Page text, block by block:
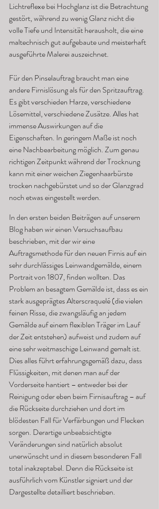
Lichtreflexe bei Hochglanz ist die Betrachtung
gestört, während zu wenig Glanz nicht die
volle Tiefe und Intensität herausholt, die eine
maltechnisch gut aufgebaute und meisterhaft
ausgeführte Malerei auszeichnet.
Für den Pinselauftrag braucht man eine
andere Firnislösung als für den Spritzauftrag.
Es gibt verschieden Harze, verschiedene
Lösemittel, verschiedene Zusätze. Alles hat
immense Auswirkungen auf die
Eigenschaften. In geringem Maße ist noch
eine Nachbearbeitung möglich. Zum genau
richtigen Zeitpunkt während der Trocknung
kann mit einer weichen Ziegenhaarbürste
trocken nachgebürstet und so der Glanzgrad
noch etwas eingestellt werden.
In den ersten beiden Beiträgen auf unserem
Blog haben wir einen Versuchsaufbau
beschrieben, mit der wir eine
Auftragsmethode für den neuen Firnis auf ein
sehr durchlässiges Leinwandgemälde, einem
Portrait von 1807, finden wollten. Das
Problem an besagtem Gemälde ist, dass es ein
stark ausgeprägtes Alterscraquelé (die vielen
feinen Risse, die zwangsläufig an jedem
Gemälde auf einem flexiblen Träger im Lauf
der Zeit entstehen) aufweist und zudem auf
eine sehr weitmaschige Leinwand gemalt ist.
Dies alles führt erfahrungsgemäß dazu, dass
Flüssigkeiten, mit denen man auf der
Vorderseite hantiert – entweder bei der
Reinigung oder eben beim Firnisauftrag – auf
die Rückseite durchziehen und dort im
blödesten Fall für Verfärbungen und Flecken
sorgen. Derartige unbeabsichtigte
Veränderungen sind natürlich absolut
unerwünscht und in diesem besonderen Fall
total inakzeptabel. Denn die Rückseite ist
ausführlich vom Künstler signiert und der
Dargestellte detailliert beschrieben.